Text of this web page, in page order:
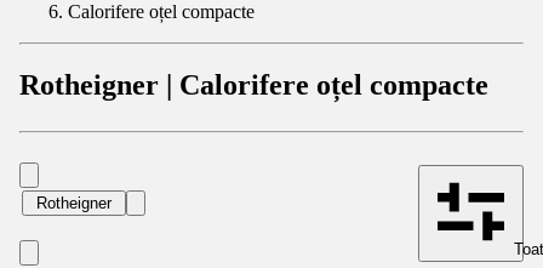
Calorifere oțel compacte
Rotheigner | Calorifere oțel compacte
Rotheigner